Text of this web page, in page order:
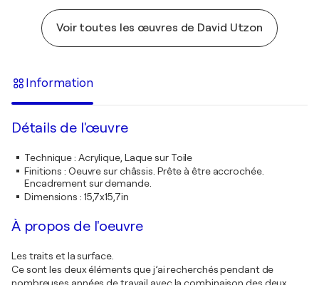
Voir toutes les œuvres de David Utzon
Information
Détails de l'œuvre
Technique: Acrylique, Laque sur Toile
Finitions : Oeuvre sur châssis. Prête à être accrochée.
Encadrement sur demande.
Dimensions : 15,7x15,7in
À propos de l'oeuvre
Les traits et la surface.
Ce sont les deux éléments que j’ai recherchés pendant de